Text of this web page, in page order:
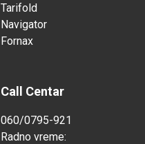
Tarifold
Navigator
Fornax
Call Centar
060/0795-921
Radno vreme: